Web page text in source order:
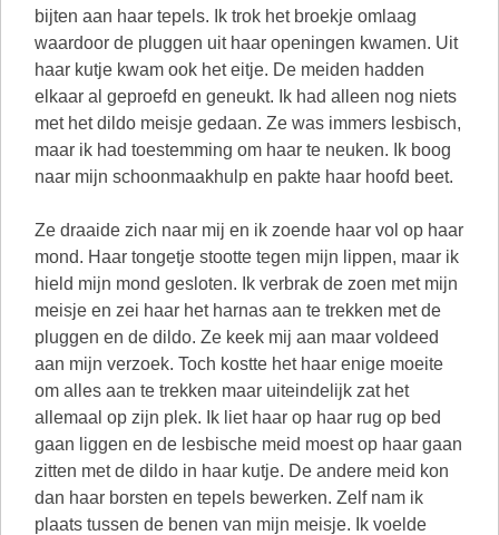
bijten aan haar tepels. Ik trok het broekje omlaag
waardoor de pluggen uit haar openingen kwamen. Uit
haar kutje kwam ook het eitje. De meiden hadden
elkaar al geproefd en geneukt. Ik had alleen nog niets
met het dildo meisje gedaan. Ze was immers lesbisch,
maar ik had toestemming om haar te neuken. Ik boog
naar mijn schoonmaakhulp en pakte haar hoofd beet.
Ze draaide zich naar mij en ik zoende haar vol op haar
mond. Haar tongetje stootte tegen mijn lippen, maar ik
hield mijn mond gesloten. Ik verbrak de zoen met mijn
meisje en zei haar het harnas aan te trekken met de
pluggen en de dildo. Ze keek mij aan maar voldeed
aan mijn verzoek. Toch kostte het haar enige moeite
om alles aan te trekken maar uiteindelijk zat het
allemaal op zijn plek. Ik liet haar op haar rug op bed
gaan liggen en de lesbische meid moest op haar gaan
zitten met de dildo in haar kutje. De andere meid kon
dan haar borsten en tepels bewerken. Zelf nam ik
plaats tussen de benen van mijn meisje. Ik voelde